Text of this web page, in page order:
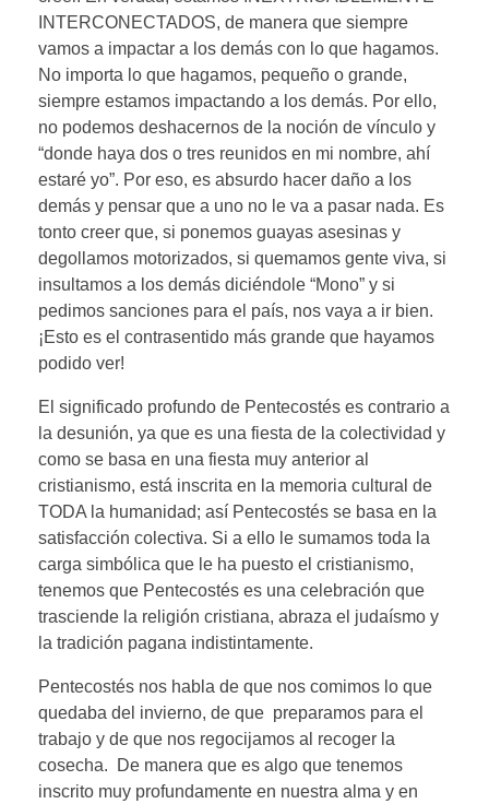
INTERCONECTADOS, de manera que siempre
vamos a impactar a los demás con lo que hagamos.
No importa lo que hagamos, pequeño o grande,
siempre estamos impactando a los demás. Por ello,
no podemos deshacernos de la noción de vínculo y
“donde haya dos o tres reunidos en mi nombre, ahí
estaré yo”. Por eso, es absurdo hacer daño a los
demás y pensar que a uno no le va a pasar nada. Es
tonto creer que, si ponemos guayas asesinas y
degollamos motorizados, si quemamos gente viva, si
insultamos a los demás diciéndole “Mono” y si
pedimos sanciones para el país, nos vaya a ir bien.
¡Esto es el contrasentido más grande que hayamos
podido ver!
El significado profundo de Pentecostés es contrario a
la desunión, ya que es una fiesta de la colectividad y
como se basa en una fiesta muy anterior al
cristianismo, está inscrita en la memoria cultural de
TODA la humanidad; así Pentecostés se basa en la
satisfacción colectiva. Si a ello le sumamos toda la
carga simbólica que le ha puesto el cristianismo,
tenemos que Pentecostés es una celebración que
trasciende la religión cristiana, abraza el judaísmo y
la tradición pagana indistintamente.
Pentecostés nos habla de que nos comimos lo que
quedaba del invierno, de que preparamos para el
trabajo y de que nos regocijamos al recoger la
cosecha. De manera que es algo que tenemos
inscrito muy profundamente en nuestra alma y en